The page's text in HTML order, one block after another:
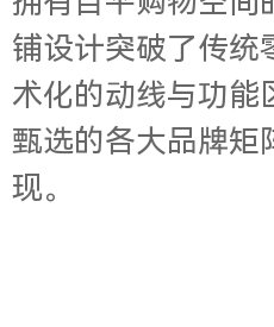
铺设计突破了传统
术化的动线与功能
甄选的各大品牌矩
现。